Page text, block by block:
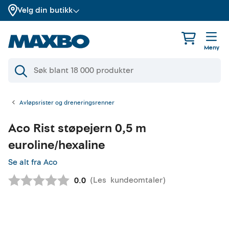
Velg din butikk
Meny
Avløpsrister og dreneringsrenner
Aco Rist støpejern 0,5 m
euroline/hexaline
Se alt fra Aco
Gjennomsnittskarakter:
0.0 (Les kundeomtaler)